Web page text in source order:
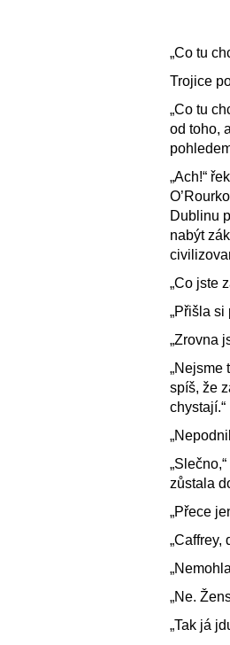
„Co tu
Trojice
„Co tu
od toho,
„Ach!“
Dublinu
nabýt
„Co jste
„Přišla si
„Zrovna
„Nejsme
spíš, že
chystají.“
zůstala
„Přece
„Caffrey,
„Ne.
„Tak já